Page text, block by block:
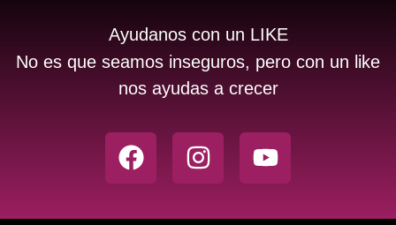
Ayudanos con un LIKE
No es que seamos inseguros, pero con un like
nos ayudas a crecer